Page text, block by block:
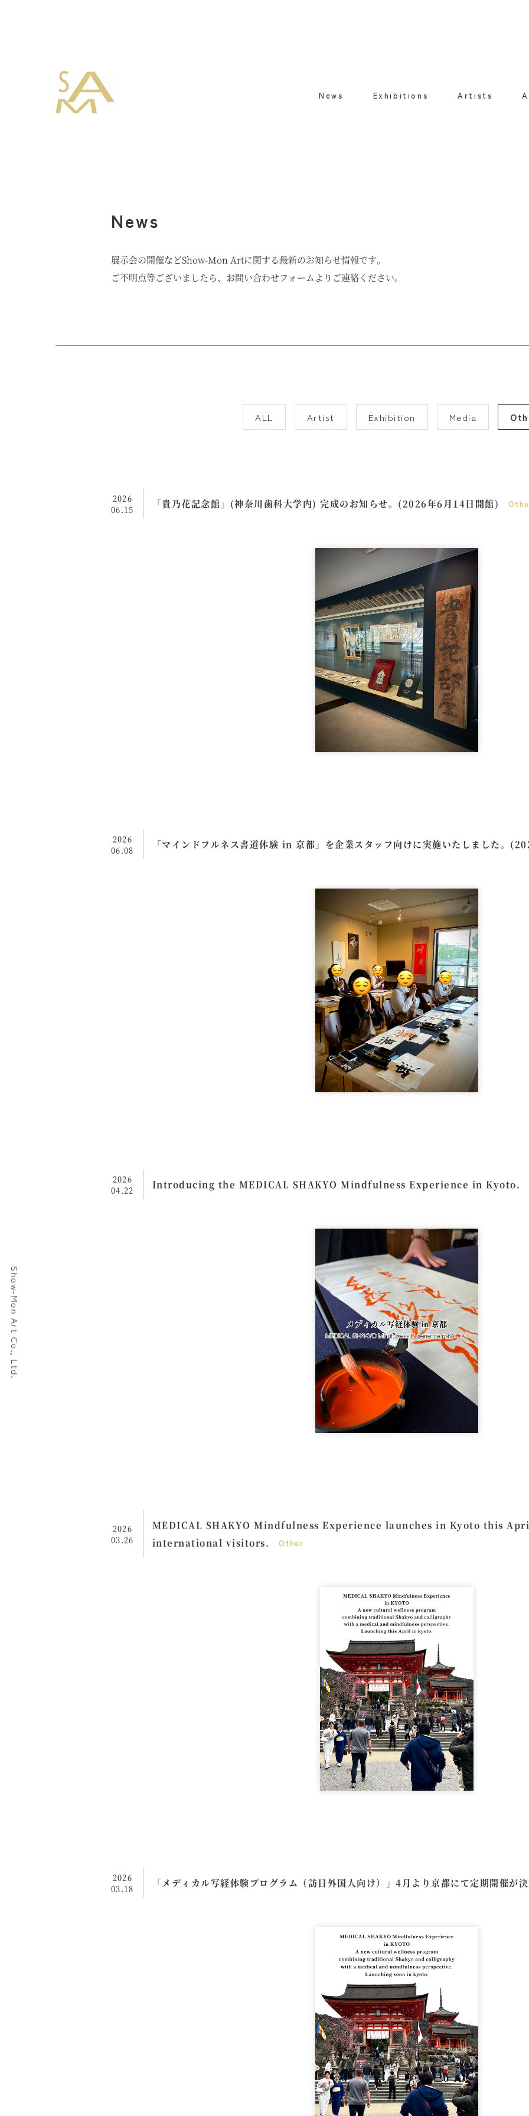
News Exhibitions Artists
News
展示会の開催などShow-Mon Artに関する最新のお知らせ情報です。
ご不明点等ございましたら、お問い合わせフォームよりご連絡ください。
ALL Artist Exhibition Media
2026
06.15
「貴乃花記念館」(神奈川歯科大学内) 完成のお知らせ。(2026年6月14日開館)
2026
06.08
「マインドフルネス書道体験 in 京都」を企業スタッフ向けに実施いたしました。
2026
04.22
Introducing the MEDICAL SHAKYO Mindfulness Experience in Kyoto.
2026
03.26
MEDICAL SHAKYO Mindfulness Experience launches in Kyoto this
international visitors.
Other
2026
03.18
「メディカル写経体験プログラム（訪日外国人向け）」4月より京都にて定期開催が決
Show-Mon Art Co., Ltd.